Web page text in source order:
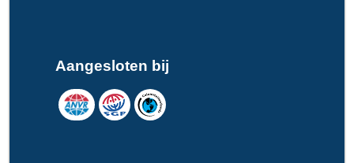
Aangesloten bij